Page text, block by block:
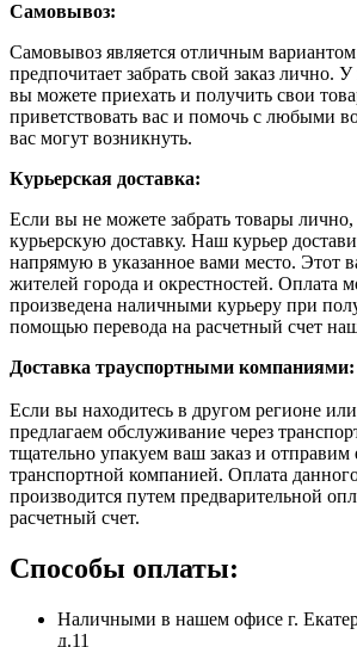
Самовывоз:
Самовывоз является отличным вариантом
предпочитает забрать свой заказ лично.
вы можете приехать и получить свои
приветствовать вас и помочь с любыми
вас могут возникнуть.
Курьерская доставка:
Если вы не можете забрать товары
курьерскую доставку. Наш курьер
напрямую в указанное вами место. Этот
жителей города и окрестностей. Оплата
произведена наличными курьеру при
помощью перевода на расчетный счет
Доставка траyспортными компаниями:
Если вы находитесь в другом регионе
предлагаем обслуживание через
тщательно упакуем ваш заказ и
транспортной компанией. Оплата
производится путем предварительной
расчетный счет.
Способы оплаты:
Наличными в нашем офисе г.
д.11